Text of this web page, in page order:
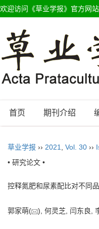
欢迎访问《草业学报》官方网
首页 期刊介绍
草业学报 ›› 2021 Vol. 30 ››
• 研究论文 •
控释氮肥和尿素配比对不同
郭家萌( ), 何灵芝, 闫东良,